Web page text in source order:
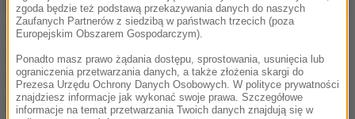
Warunki na szlakach turystycznych w Beskidach
są
trudne, miejscami jest bardzo ślisko. GOPR podało,
że na Markowych Szczawinach leży około 20 cm
śniegu, a wyżej jest go więcej. Lokalnie, w miejscach
odkładania przez wiatr, pokrywa sięga około 50 cm.
zgoda będzie też podstawą przekazywania danych do naszych
Zaufanych Partnerów z siedzibą w państwach trzecich (poza
Europejskim Obszarem Gospodarczym).
Ponadto masz prawo żądania dostępu, sprostowania, usunięcia lub
ograniczenia przetwarzania danych, a także złożenia skargi do
Prezesa Urzędu Ochrony Danych Osobowych. W polityce prywatności
znajdziesz informacje jak wykonać swoje prawa. Szczegółowe
informacje na temat przetwarzania Twoich danych znajdują się w